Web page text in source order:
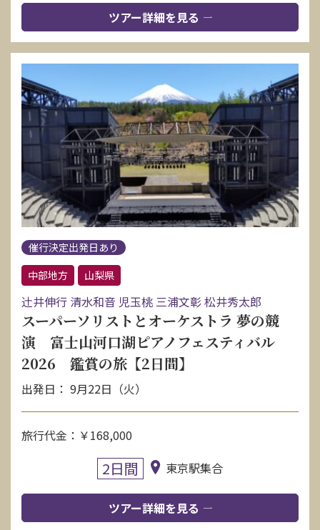
ツアー詳細を見る
催行決定出発日あり
中部地方
山梨県
辻󠄀井伸行 清水和音 児玉桃 三浦文彰 松井秀太郎
スーパーソリストとオーケストラ 夢の競
演 富士山河口湖ピアノフェスティバル
2026 鑑賞の旅【2日間】
出発日： 9月22日（火）
旅行代金：￥168,000
2日間 東京駅集合
ツアー詳細を見る